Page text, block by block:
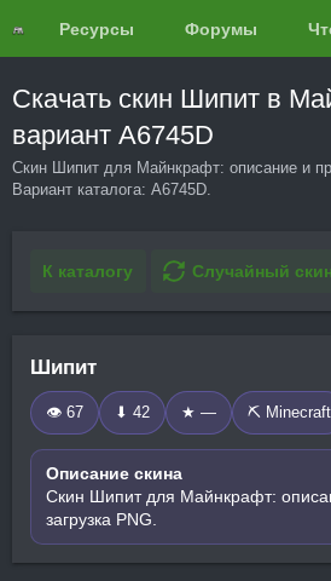
Ресурсы Форумы
Скачать скин Шипит в
вариант A6745D
Скин Шипит для Майнкрафт: описание и
Вариант каталога: A6745D.
К каталогу Случайный
Шипит
👁 67 ⬇ 42 ★ — ⛏️ Minecraft
Описание скина
Скин Шипит для Майнкрафт:
загрузка PNG.